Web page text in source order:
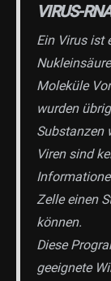
VIRUS-
Ein Virus ist
Moleküle
wurden
Substanzen
Viren sind
Zelle einen
können.
Diese
geeignete